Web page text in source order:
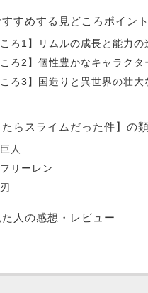
すめする見どころポイント
ころ1】リムルの成長と能力の
ころ2】個性豊かなキャラクタ
ころ3】国造りと異世界の壮大
たらスライムだった件】の
人
リーレン
人の感想・レビュー